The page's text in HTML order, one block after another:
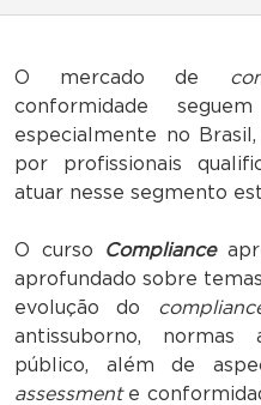
O mercado de
conformidade
especialmente no
por profissionais
atuar nesse segmento
O curso Compliance
aprofundado sobre
evolução do
antissuborno, normas
público, além de
assessmente